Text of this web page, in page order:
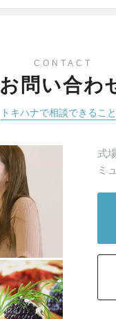
CONTACT
お問い合わ
トキハナで相談できること
式
ミ